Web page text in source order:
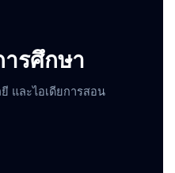
รศึกษา
และไอเดียการสอน